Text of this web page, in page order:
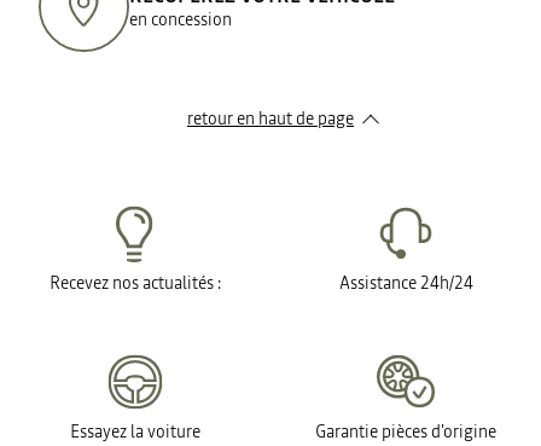
en concession
retour en haut de page​
Recevez nos actualités : Assistance 24h/24
Essayez la voiture Garantie pièces d'origine